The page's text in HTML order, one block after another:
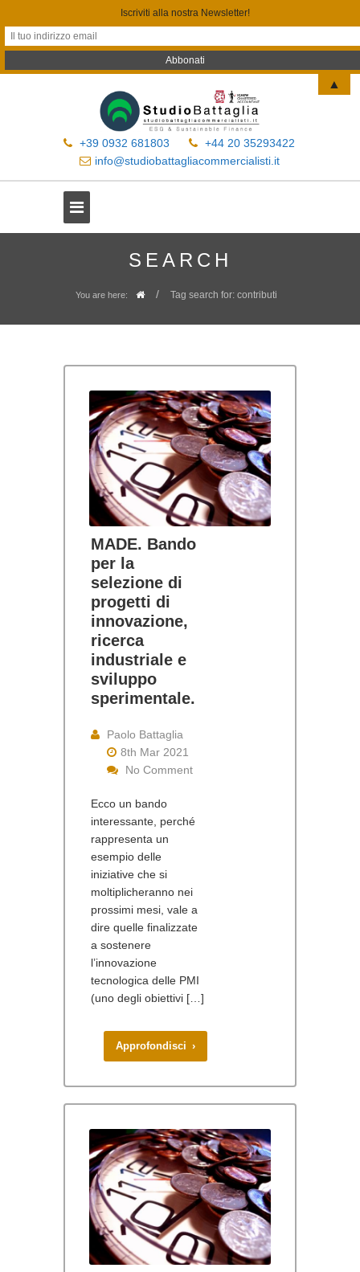
+39 0932 681803
+44 20 35293422
info@studiobattagliacommercialisti.it
SEARCH
You are here: / Tag search for: contributi
MADE. Bando
per la
selezione di
progetti di
innovazione,
ricerca
industriale e
sviluppo
sperimentale.
Paolo Battaglia
8th Mar 2021
No Comment
Ecco un bando
interessante, perché
rappresenta un
esempio delle
iniziative che si
moltiplicheranno nei
prossimi mesi, vale a
dire quelle finalizzate
a sostenere
l’innovazione
tecnologica delle PMI
(uno degli obiettivi […]
Approfondisci ›
Iscriviti alla nostra Newsletter!
▲